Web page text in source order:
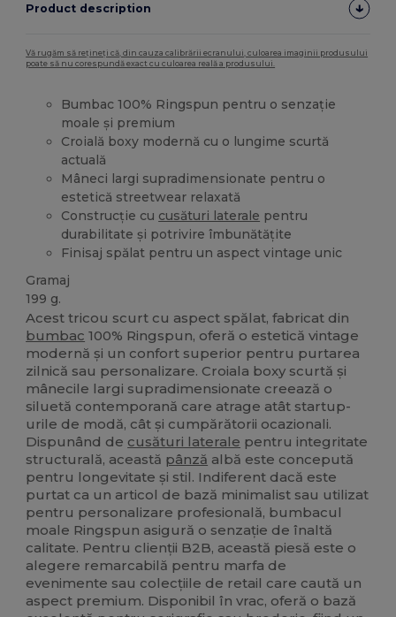
Product description
Vă rugăm să rețineți că, din cauza calibrării ecranului, culoarea imaginii produsului
poate să nu corespundă exact cu culoarea reală a produsului.
Bumbac 100% Ringspun pentru o senzație
moale și premium
Croială boxy modernă cu o lungime scurtă
actuală
Mâneci largi supradimensionate pentru o
estetică streetwear relaxată
Construcție cu cusături laterale pentru
durabilitate și potrivire îmbunătățite
Finisaj spălat pentru un aspect vintage unic
Gramaj
199 g.
Acest tricou scurt cu aspect spălat, fabricat din
bumbac 100% Ringspun, oferă o estetică vintage
modernă și un confort superior pentru purtarea
zilnică sau personalizare. Croiala boxy scurtă și
mânecile largi supradimensionate creează o
siluetă contemporană care atrage atât startup-
urile de modă, cât și cumpărătorii ocazionali.
Dispunând de cusături laterale pentru integritate
structurală, această pânză albă este concepută
pentru longevitate și stil. Indiferent dacă este
purtat ca un articol de bază minimalist sau utilizat
pentru personalizare profesională, bumbacul
moale Ringspun asigură o senzație de înaltă
calitate. Pentru clienții B2B, această piesă este o
alegere remarcabilă pentru marfa de
evenimente sau colecțiile de retail care caută un
aspect premium. Disponibil în vrac, oferă o bază